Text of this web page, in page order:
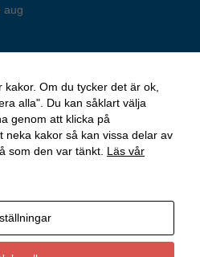
aug
Om du tycker det är ok,
alla". Du kan såklart välja
genom att klicka på
neka kakor så kan vissa delar av
som den var tänkt. Läs vår